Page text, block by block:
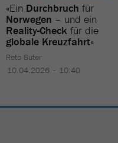
«Ein Durchbruch für
Norwegen – und ein
Reality-Check für die
globale Kreuzfahrt»
Reto Suter
10.04.2026 – 10:40